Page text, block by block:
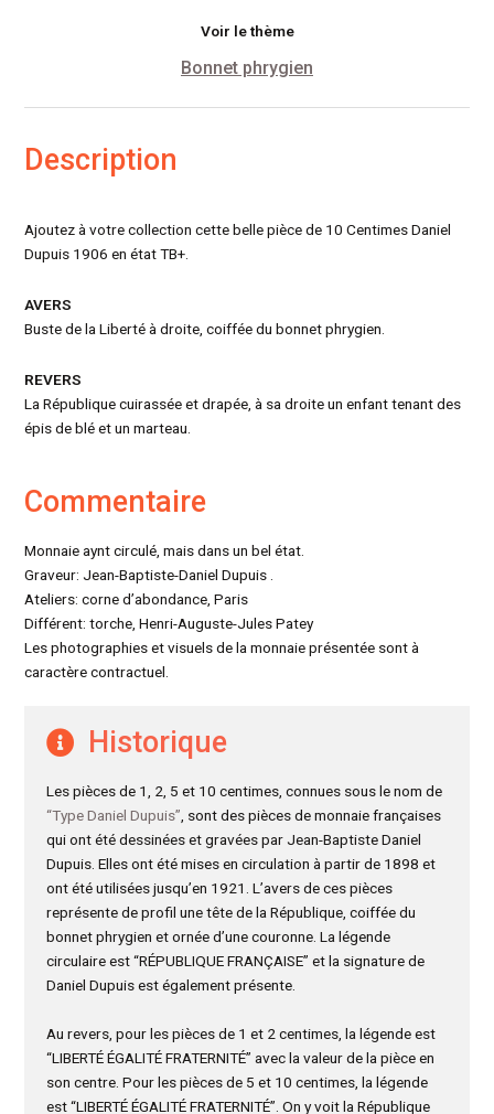
Voir le thème
Bonnet phrygien
Description
Ajoutez à votre collection cette belle pièce de 10 Centimes Daniel
Dupuis 1906 en état TB+.
AVERS
Buste de la Liberté à droite, coiffée du bonnet phrygien.
REVERS
La République cuirassée et drapée, à sa droite un enfant tenant des
épis de blé et un marteau.
Commentaire
Monnaie aynt circulé, mais dans un bel état.
Graveur: Jean-Baptiste-Daniel Dupuis .
Ateliers: corne d’abondance, Paris
Différent: torche, Henri-Auguste-Jules Patey
Les photographies et visuels de la monnaie présentée sont à
caractère contractuel.
Historique
Les pièces de 1, 2, 5 et 10 centimes, connues sous le nom de
“Type Daniel Dupuis” , sont des pièces de monnaie françaises
qui ont été dessinées et gravées par Jean-Baptiste Daniel
Dupuis. Elles ont été mises en circulation à partir de 1898 et
ont été utilisées jusqu’en 1921. L’avers de ces pièces
représente de profil une tête de la République, coiffée du
bonnet phrygien et ornée d’une couronne. La légende
circulaire est “RÉPUBLIQUE FRANÇAISE” et la signature de
Daniel Dupuis est également présente.
Au revers, pour les pièces de 1 et 2 centimes, la légende est
“LIBERTÉ ÉGALITÉ FRATERNITÉ” avec la valeur de la pièce en
son centre. Pour les pièces de 5 et 10 centimes, la légende
est “LIBERTÉ ÉGALITÉ FRATERNITÉ”. On y voit la République